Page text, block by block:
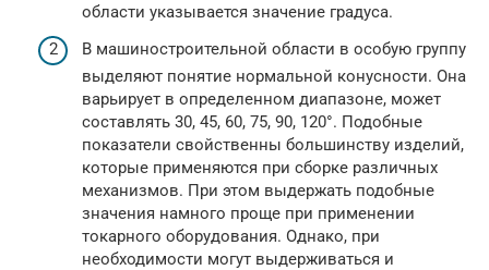
области указывается значение градуса.
В машиностроительной области в особую группу
выделяют понятие нормальной конусности. Она
варьирует в определенном диапазоне, может
составлять 30, 45, 60, 75, 90, 120°. Подобные
показатели свойственны большинству изделий,
которые применяются при сборке различных
механизмов. При этом выдержать подобные
значения намного проще при применении
токарного оборудования. Однако, при
необходимости могут выдерживаться и